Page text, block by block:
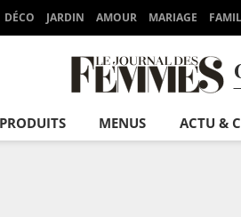
DÉCO JARDIN AMOUR MARIAGE
PRODUITS MENUS ACTU &